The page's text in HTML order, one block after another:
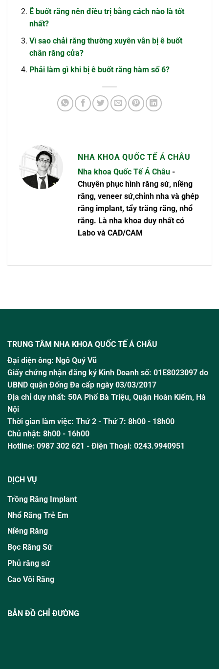
Ê buốt răng nên điều trị bằng cách nào là tốt
nhất?
Vì sao chải răng thường xuyên vẫn bị ê buốt
chân răng cửa?
Phải làm gì khi bị ê buốt răng hàm số 6?
NHA KHOA QUỐC TẾ Á CHÂU
Nha khoa Quốc Tế Á Châu -
Chuyên phục hình răng sứ, niềng
răng, veneer sứ,chỉnh nha và ghép
răng implant, tẩy trắng răng, nhổ
răng. Là nha khoa duy nhất có
Labo và CAD/CAM
TRUNG TÂM NHA KHOA QUỐC TẾ Á CHÂU
Đại diện ông: Ngô Quý Vũ
Giấy chứng nhận đăng ký Kinh Doanh số: 01E8023097 do
UBND quận Đống Đa cấp ngày 03/03/2017
Địa chỉ duy nhất: 50A Phố Bà Triệu, Quận Hoàn Kiếm, Hà
Nội
Thời gian làm việc: Thứ 2 - Thứ 7: 8h00 - 18h00
Chủ nhật: 8h00 - 16h00
Hotline: 0987 302 621 - Điện Thoại: 0243.9940951
DỊCH VỤ
Trồng Răng Implant
Nhổ Răng Trẻ Em
Niềng Răng
Bọc Răng Sứ
Phủ răng sứ
Cao Vôi Răng
BẢN ĐỒ CHỈ ĐƯỜNG